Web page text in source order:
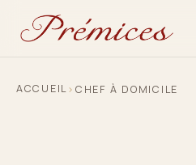
ACCUEIL› CHEF À DOMICILE